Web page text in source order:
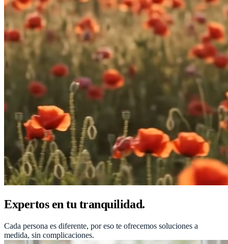
Expertos en tu tranquilidad.
Cada persona es diferente, por eso te ofrecemos soluciones a
medida, sin complicaciones.